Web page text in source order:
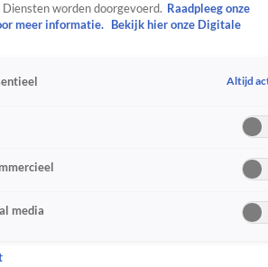
worden doorgevoerd. Raadpleeg onze
meer informatie.
Bekijk hier onze Digitale
Altijd
media